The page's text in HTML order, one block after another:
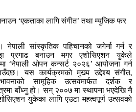
‘एकताका लागि संगीत’ तथा म्युजिक फर
सांस्कृतिक पहिचानको जगेर्ना गर्न र
प्रगाढ बनाउन मगर एशोसिएशन युकेले
‘नेपाली ओपन कन्सर्ट २०२६’ आयोजना गर्न
यस कार्यक्रमको मुख्य उद्देश्य संगीत,
सामूहिक उत्सवमार्फत दर्शक र
बाँध्नु हो। सन् २००७ मा स्थापना भएदेखि नै
युकेका लागि एउटा महत्वपूर्ण उत्सवको